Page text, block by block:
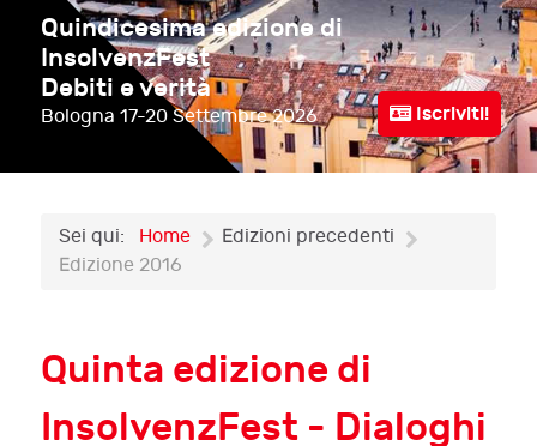
Iscriviti!
Quindicesima edizione di
InsolvenzFest
Debiti e verità
Bologna 17-20 Settembre 2026
Sei qui: Home
Edizioni precedenti
Edizione 2016
Quinta edizione di
InsolvenzFest - Dialoghi